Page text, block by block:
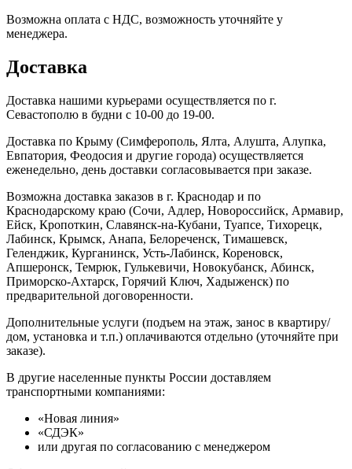
Возможна оплата с НДС, возможность уточняйте у
менеджера.
Доставка
Доставка нашими курьерами осуществляется по г.
Севастополю в будни с 10-00 до 19-00.
Доставка по Крыму (Симферополь, Ялта, Алушта, Алупка,
Евпатория, Феодосия и другие города) осуществляется
еженедельно, день доставки согласовывается при заказе.
Возможна доставка заказов в г. Краснодар и по
Краснодарскому краю (Сочи, Адлер, Новороссийск, Армавир,
Ейск, Кропоткин, Славянск-на-Кубани, Туапсе, Тихорецк,
Лабинск, Крымск, Анапа, Белореченск, Тимашевск,
Геленджик, Курганинск, Усть-Лабинск, Кореновск,
Апшеронск, Темрюк, Гулькевичи, Новокубанск, Абинск,
Приморско-Ахтарск, Горячий Ключ, Хадыженск) по
предварительной договоренности.
Дополнительные услуги (подъем на этаж, занос в квартиру/
дом, установка и т.п.) оплачиваются отдельно (уточняйте при
заказе).
В другие населенные пункты России доставляем
транспортными компаниями:
«Новая линия»
«СДЭК»
или другая по согласованию с менеджером